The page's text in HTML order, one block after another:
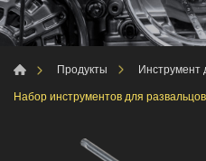
Продукты
Инструмент
Набор инструментов для